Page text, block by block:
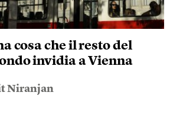
cosa che il resto del
invidia a Vienna
Niranjan